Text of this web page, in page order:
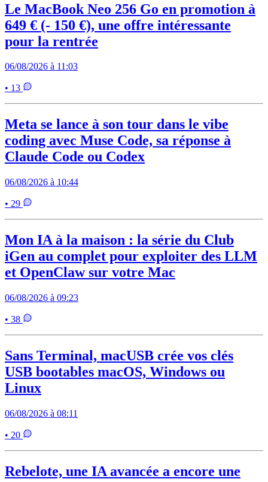
Le MacBook Neo 256 Go en promotion à
649 € (- 150 €), une offre intéressante
pour la rentrée
06/08/2026 à 11:03
• 13
Meta se lance à son tour dans le vibe
coding avec Muse Code, sa réponse à
Claude Code ou Codex
06/08/2026 à 10:44
• 29
Mon IA à la maison : la série du Club
iGen au complet pour exploiter des LLM
et OpenClaw sur votre Mac
06/08/2026 à 09:23
• 38
Sans Terminal, macUSB crée vos clés
USB bootables macOS, Windows ou
Linux
06/08/2026 à 08:11
• 20
Rebelote, une IA avancée a encore une